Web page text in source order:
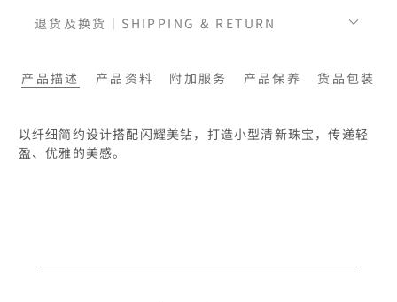
退货及换货｜SHIPPING & RETURN
产品描述 产品资料 附加服务 产品保养 货品包装
以纤细简约设计搭配闪耀美钻，打造小型清新珠宝，传递轻
盈、优雅的美感。